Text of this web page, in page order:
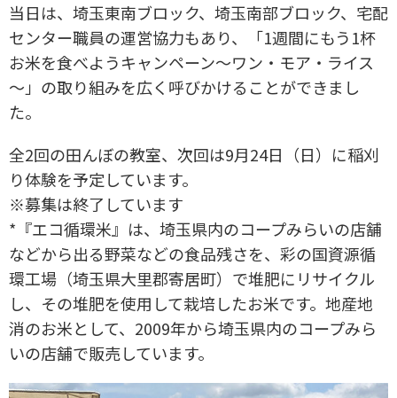
当日は、埼玉東南ブロック、埼玉南部ブロック、宅配
センター職員の運営協力もあり、「1週間にもう1杯
お米を食べようキャンペーン～ワン・モア・ライス
～」の取り組みを広く呼びかけることができまし
た。
全2回の田んぼの教室、次回は9月24日（日）に稲刈
り体験を予定しています。
※募集は終了しています
*『エコ循環米』は、埼玉県内のコープみらいの店舗
などから出る野菜などの食品残さを、彩の国資源循
環工場（埼玉県大里郡寄居町）で堆肥にリサイクル
し、その堆肥を使用して栽培したお米です。地産地
消のお米として、2009年から埼玉県内のコープみら
いの店舗で販売しています。